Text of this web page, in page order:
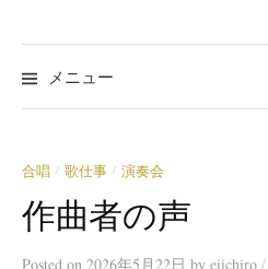
メニュー
合唱 / 歌仕事 / 演奏会
作曲者の声
Posted on 2026年5月22日 by eiichiro /